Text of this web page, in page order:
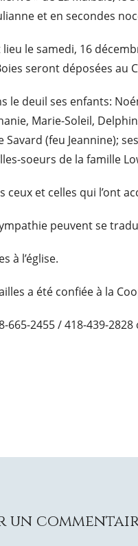
et en secondes
le samedi, 16
seront déposées au
le deuil ses enfants:
Marie-Soleil,
Savard (feu Jeannine);
soeurs de la famille
ceux et celles qui l’ont
peuvent se
à l’église.
a été confiée à la
2455 / 418-439-
un